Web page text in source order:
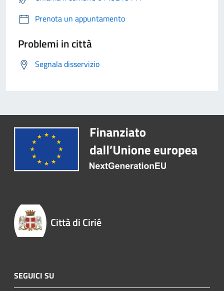
Prenota un appuntamento
Problemi in città
Segnala disservizio
Città di Cirié
SEGUICI SU